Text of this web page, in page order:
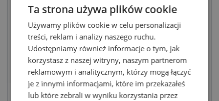
Uchwyt do podnoszenia
pionowego Crosby IPU10
Uchwyt śrubowy Crosby
IPSC10
ENGLISH TRANSLATION
Ta strona używa plików cookie
Używamy plików cookie w celu personalizacji
treści, reklam i analizy naszego ruchu.
Udostępniamy również informacje o tym, jak
korzystasz z naszej witryny, naszym partnerom
reklamowym i analitycznym, którzy mogą łączyć
je z innymi informacjami, które im przekazałeś
lub które zebrali w wyniku korzystania przez